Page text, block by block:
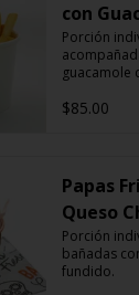
con
Porción
guacamole
$85.00
Papas
Queso
Porción
bañadas
fundido.